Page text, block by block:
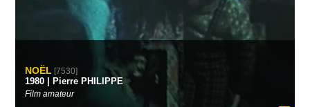
NOËL [7530]
1980 | Pierre PHILIPPE
Film amateur